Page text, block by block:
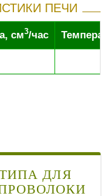
ПЕЧИ
см3/час
ДЛЯ